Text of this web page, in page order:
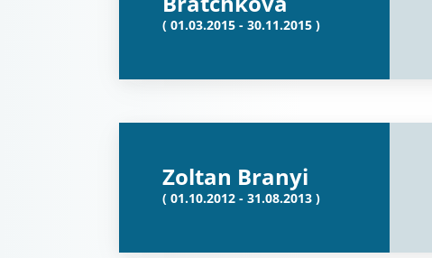
( 01.03.2015 - 30.11.2015 )
Zoltan Branyi
( 01.10.2012 - 31.08.2013 )